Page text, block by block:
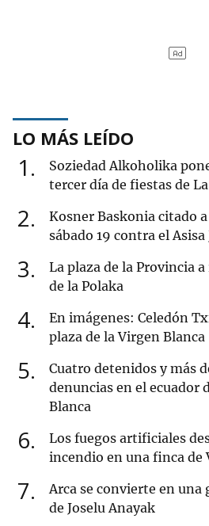
LO MÁS LEÍDO
1
Soziedad Alkoholika
tercer día de fiestas de
2
Kosner Baskonia citado
sábado 19 contra el
3
La plaza de la Provincia
de la Polaka
4
En imágenes: Celedón
plaza de la Virgen Blanca
5
Cuatro detenidos y más
denuncias en el ecuador
Blanca
6
Los fuegos artificiales
incendio en una finca de
7
Arca se convierte en
de Joselu Anayak